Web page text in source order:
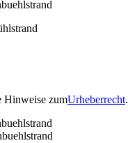
Hinweise zumUrheberrecht.